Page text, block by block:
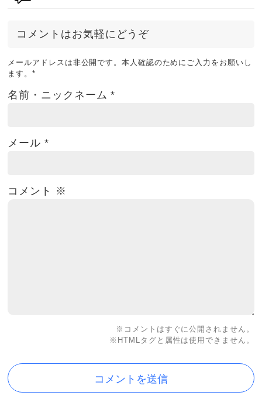
コメントはお気軽にどうぞ
メールアドレスは非公開です。本人確認のためにご入力をお願いし
ます。*
名前・ニックネーム*
メール*
コメント ※
※コメントはすぐに公開されません。
※HTMLタグと属性は使用できません。